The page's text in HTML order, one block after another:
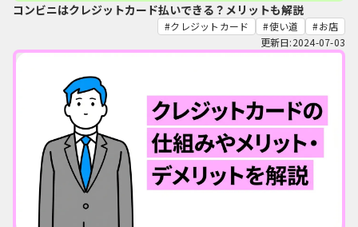
コンビニはクレジットカード払いできる？メリットも解説
クレジットカード 使い道
お店
更新日:2024-07-03